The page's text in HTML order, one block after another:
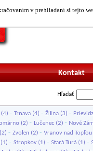
v prehliadaní si tejto
Kontakt
Hľadať
(4) - Trnava (4) - Žilina (3) -
(2) - Lučenec (2) - Nové
(2) - Zvolen (2) - Vranov nad Topľou
(1) - Stropkov (1) - Stará Turá (1) -